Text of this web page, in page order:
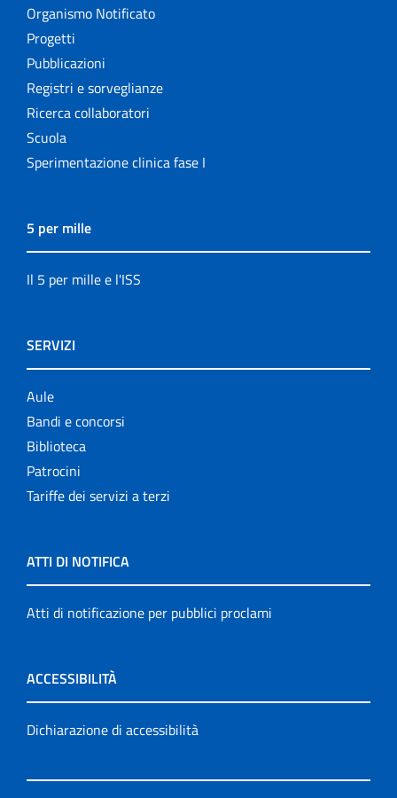
Organismo Notificato
Progetti
Pubblicazioni
Registri e sorveglianze
Ricerca collaboratori
Scuola
Sperimentazione clinica fase I
5 per mille
Il 5 per mille e l'ISS
SERVIZI
Aule
Bandi e concorsi
Biblioteca
Patrocini
Tariffe dei servizi a terzi
ATTI DI NOTIFICA
Atti di notificazione per pubblici proclami
ACCESSIBILITÀ
Dichiarazione di accessibilità